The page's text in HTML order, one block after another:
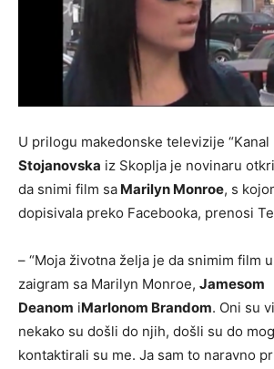
U prilogu makedonske televizije “Kanal
Stojanovska iz Skoplja je novinaru
da snimi film sa Marilyn Monroe, s
dopisivala preko Facebooka, prenosi
– “Moja životna želja je da snimim film
zaigram sa Marilyn Monroe, Jamesom
Deanom iMarlonom Brandom. Oni su
nekako su došli do njih, došli su do
kontaktirali su me. Ja sam to naravno